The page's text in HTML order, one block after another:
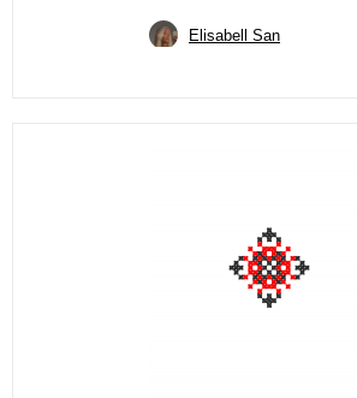
Elisabell San